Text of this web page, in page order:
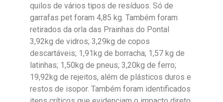
quilos de vários tipos de resíduos. Só de
garrafas pet foram 4,85 kg. Também foram
retirados da orla das Prainhas do Pontal
3,92kg de vidros; 3,29kg de copos
descartáveis; 1,91kg de borracha; 1,57 kg de
latinhas; 1,50kg de pneus; 3,20kg de ferro;
19,92kg de rejeitos, além de plásticos duros e
restos de isopor. Também foram identificados